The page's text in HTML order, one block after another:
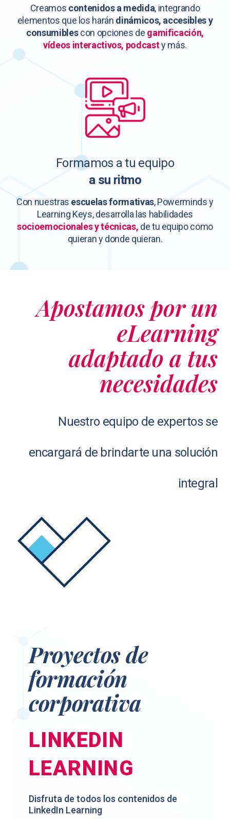
Creamos contenidos a medida, integrando
elementos que los harán dinámicos, accesibles y
consumiblescon opciones de gamificación,
vídeos interactivos, podcasty más.
Formamos a tu equipo
a su ritmo
Con nuestras escuelas formativas, Powerminds y
Learning Keys, desarrolla las habilidades
socioemocionales y técnicas, de tu equipo como
quieran y donde quieran.
Apostamos por un
eLearning
adaptado a tus
necesidades
Nuestro equipo de expertos se
encargará de brindarte una solución
integral
Proyectos de
formación
corporativa
LINKEDIN
LEARNING
Disfruta de todos los contenidos de
LinkedIn Learning